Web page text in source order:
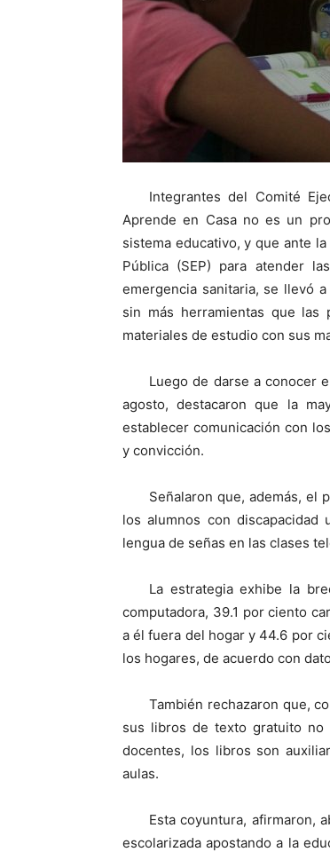
Integrantes del Comité
Aprende en Casa no es un
sistema educativo, y que ante
Pública (SEP) para atender
emergencia sanitaria, se llevó
sin más herramientas que
materiales de estudio con sus
Luego de darse a conocer
agosto, destacaron que la
establecer comunicación con
y convicción.
Señalaron que, además, el
los alumnos con
lengua de señas en las clases
La estrategia exhibe la
computadora, 39.1 por ciento
a él fuera del hogar y 44.6 por
los hogares, de acuerdo con
También rechazaron que,
sus libros de texto gratuito no
docentes, los libros son
aulas.
Esta coyuntura, afirmaron,
escolarizada apostando a la